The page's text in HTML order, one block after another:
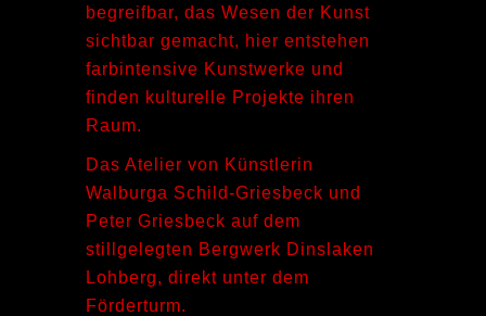
begreifbar, das Wesen der Kunst
sichtbar gemacht, hier entstehen
farbintensive Kunstwerke und
finden kulturelle Projekte ihren
Raum.
Das Atelier von Künstlerin
Walburga Schild-Griesbeck und
Peter Griesbeck auf dem
stillgelegten Bergwerk Dinslaken
Lohberg, direkt unter dem
Förderturm.